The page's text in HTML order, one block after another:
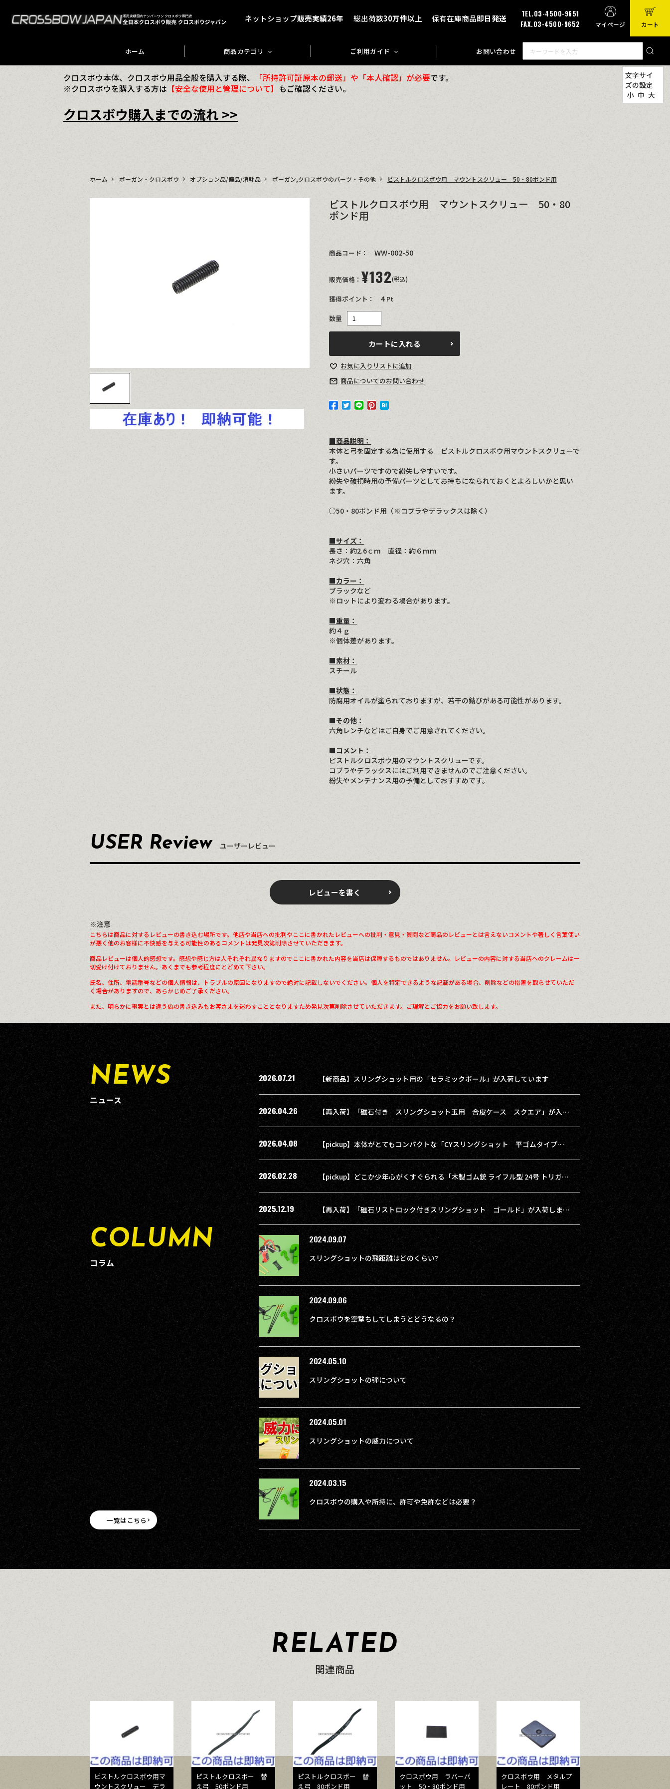
ネットショップ販売実績26年 総出荷数30万件以上 保有在庫商品即日発送
TEL.03-4500-9651
FAX.03-4500-9652
マイページ カート
ホーム 商品カテゴリ ご利用ガイド お問い合わせ
クロスボウ本体、クロスボウ用品全般を購入する際、 「所持許可証原本の郵送」や「本人確認」が必要です。
※クロスボウを購入する方は 【安全な使用と管理について】 もご確認ください。
クロスボウ購入までの流れ >>
ホーム ボーガン・クロスボウ オプション品/備品/消耗品 ボーガン,クロスボウのパーツ・その他 ピストルクロスボウ用 マウントスクリュー 50・80ポンド用
ピストルクロスボウ用 マウントスクリュー 50・80
ポンド用
商品コード： WW-002-50
販売価格： ¥132(税込)
獲得ポイント： 4Pt
数量
カートに入れる
お気に入り リストに追加
商品についてのお問い合わせ
■商品説明：
本体と弓を固定する為に使用する ピストルクロスボウ用マウントスクリューで
す。
小さいパーツですので紛失しやすいです。
紛失や破損時用の予備パーツとしてお持ちになられておくとよろしいかと思い
ます。
○50・80ポンド用（※コブラやデラックスは除く）
■サイズ：
長さ：約2.6ｃｍ 直径：約６ｍｍ
ネジ穴：六角
■カラー：
ブラックなど
※ロットにより変わる場合があります。
■重量：
約４ｇ
※個体差があります。
■素材：
スチール
■状態：
防腐用オイルが塗られておりますが、若干の錆びがある可能性があります。
■その他：
六角レンチなどはご自身でご用意されてください。
■コメント：
ピストルクロスボウ用のマウントスクリューです。
コブラやデラックスにはご利用できませんのでご注意ください。
紛失やメンテナンス用の予備としておすすめです。
USER Review ユーザーレビュー
レビューを書く
※注意
こちらは商品に対するレビューの書き込む場所です。他店や当店への批判やここに書かれたレビューへの批判・意見・質問など商品のレビューとは言えないコメントや著しく言葉使い
が悪く他のお客様に不快感を与える可能性のあるコメントは発見次第削除させていただきます。
商品レビューは個人的感想です。感想や感じ方は人それぞれ異なりますのでここに書かれた内容を当店は保障するものではありません。レビューの内容に対する当店へのクレームは一
切受け付けておりません。あくまでも参考程度にとどめて下さい。
氏名、住所、電話番号などの個人情報は、トラブルの原因になりますので絶対に記載しないでください。個人を特定できるような記載がある場合、削除などの措置を取らせていただ
く場合がありますので、あらかじめご了承ください。
また、明らかに事実とは違う偽の書き込みもお客さまを迷わすこととなりますため発見次第削除させていただきます。ご理解とご協力をお願い致します。
NEWS
ニュース
2026.07.21 【新商品】スリングショット用の「セラミックボール」が入荷しています
2026.04.26 【再入荷】「磁石付き スリングショット玉用 合皮ケース スクエア」が入荷しました！
2026.04.08 【pickup】本体がとてもコンパクトな「CYスリングショット 平ゴムタイプ サイト付き」
2026.02.28 【pickup】どこか少年心がくすぐられる「木製ゴム銃 ライフル型 24号 トリガーガード付き」
2025.12.19 【再入荷】「磁石リストロック付きスリングショット ゴールド」が入荷しました！
COLUMN
コラム
2024.09.07
スリングショットの飛距離はどのくらい?
2024.09.06
クロスボウを空撃ちしてしまうとどうなるの？
2024.05.10
スリングショットの弾について
2024.05.01
スリングショットの威力について
2024.03.15
クロスボウの購入や所持に、許可や免許などは必要？
一覧はこちら
RELATED
関連商品
ピストルクロスボウ用マ
ウントスクリュー デラ
ピストルクロスボー 替
え弓 50ポンド用
ピストルクロスボー 替
え弓 80ポンド用
クロスボウ用 ラバーパ
ット 50・80ポンド用
クロスボウ用 メタルプ
レート 80ポンド用
文字サイ
ズの設定
小 中 大